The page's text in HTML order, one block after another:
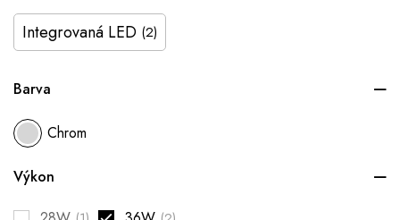
Integrovaná LED (2)
Barva
Chrom
Výkon